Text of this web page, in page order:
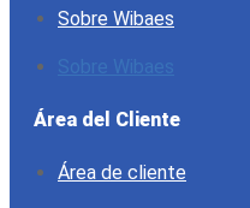
Sobre Wibaes
Sobre Wibaes
Área del Cliente
Área de cliente